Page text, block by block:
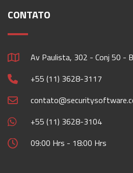
CONTATO
Av Paulista, 302 - Conj 50 -
+55 (11) 3628-3117
+55 (11) 3628-3104
09:00 Hrs - 18:00 Hrs